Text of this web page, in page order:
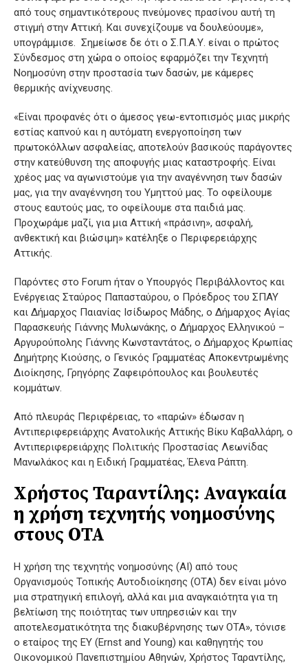
από τους σημαντικότερους πνεύμονες πρασίνου αυτή τη
στιγμή στην Αττική. Και συνεχίζουμε να δουλεύουμε»,
υπογράμμισε. Σημείωσε δε ότι ο Σ.Π.Α.Υ. είναι ο πρώτος
Σύνδεσμος στη χώρα ο οποίος εφαρμόζει την Τεχνητή
Νοημοσύνη στην προστασία των δασών, με κάμερες
θερμικής ανίχνευσης.
«Είναι προφανές ότι ο άμεσος γεω-εντοπισμός μιας μικρής
εστίας καπνού και η αυτόματη ενεργοποίηση των
πρωτοκόλλων ασφαλείας, αποτελούν βασικούς παράγοντες
στην κατεύθυνση της αποφυγής μιας καταστροφής. Είναι
χρέος μας να αγωνιστούμε για την αναγέννηση των δασών
μας, για την αναγέννηση του Υμηττού μας. Το οφείλουμε
στους εαυτούς μας, το οφείλουμε στα παιδιά μας.
Προχωράμε μαζί, για μια Αττική «πράσινη», ασφαλή,
ανθεκτική και βιώσιμη» κατέληξε ο Περιφερειάρχης
Αττικής.
Παρόντες στο Forum ήταν ο Υπουργός Περιβάλλοντος και
Ενέργειας Σταύρος Παπασταύρου, ο Πρόεδρος του ΣΠΑΥ
και Δήμαρχος Παιανίας Ισίδωρος Μάδης, ο Δήμαρχος Αγίας
Παρασκευής Γιάννης Μυλωνάκης, ο Δήμαρχος Ελληνικού –
Αργυρούπολης Γιάννης Κωνσταντάτος, ο Δήμαρχος Κρωπίας
Δημήτρης Κιούσης, ο Γενικός Γραμματέας Αποκεντρωμένης
Διοίκησης, Γρηγόρης Ζαφειρόπουλος και βουλευτές
κομμάτων.
Από πλευράς Περιφέρειας, το «παρών» έδωσαν η
Αντιπεριφερειάρχης Ανατολικής Αττικής Βίκυ Καβαλλάρη, ο
Αντιπεριφερειάρχης Πολιτικής Προστασίας Λεωνίδας
Μανωλάκος και η Ειδική Γραμματέας, Έλενα Ράπτη.
Χρήστος Ταραντίλης: Αναγκαία
η χρήση τεχνητής νοημοσύνης
στους ΟΤΑ
Η χρήση της τεχνητής νοημοσύνης (AI) από τους
Οργανισμούς Τοπικής Αυτοδιοίκησης (ΟΤΑ) δεν είναι μόνο
μια στρατηγική επιλογή, αλλά και μια αναγκαιότητα για τη
βελτίωση της ποιότητας των υπηρεσιών και την
αποτελεσματικότητα της διακυβέρνησης των ΟΤΑ», τόνισε
ο εταίρος της ΕΥ (Ernst and Young) και καθηγητής του
Οικονομικού Πανεπιστημίου Αθηνών, Χρήστος Ταραντίλης,